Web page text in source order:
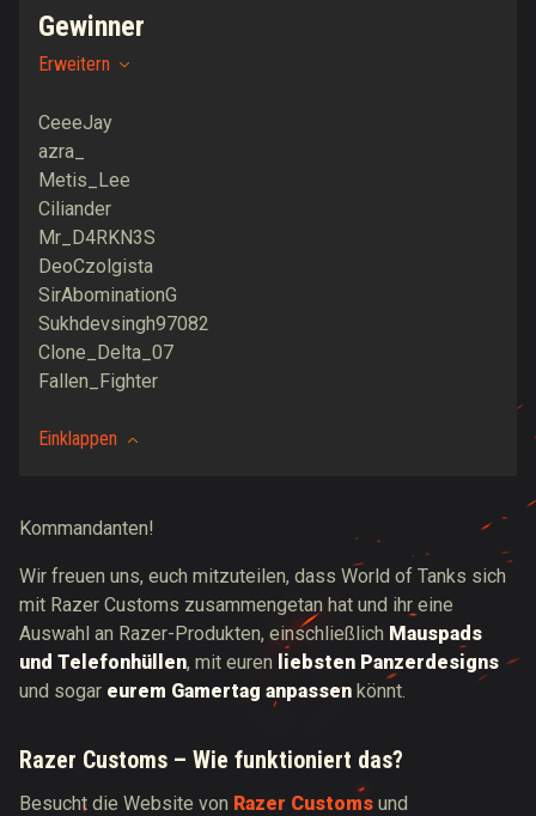
Gewinner
Erweitern
CeeeJay
azra_
Metis_Lee
Ciliander
Mr_D4RKN3S
DeoCzolgista
SirAbominationG
Sukhdevsingh97082
Clone_Delta_07
Fallen_Fighter
Einklappen
Kommandanten!
Wir freuen uns, euch mitzuteilen, dass World of Tanks sich
mit Razer Customs zusammengetan hat und ihr eine
Auswahl an Razer-Produkten, einschließlich Mauspads
und Telefonhüllen, mit euren liebsten Panzerdesigns
und sogar eurem Gamertag anpassen könnt.
Razer Customs – Wie funktioniert das?
Besucht die Website von Razer Customs und